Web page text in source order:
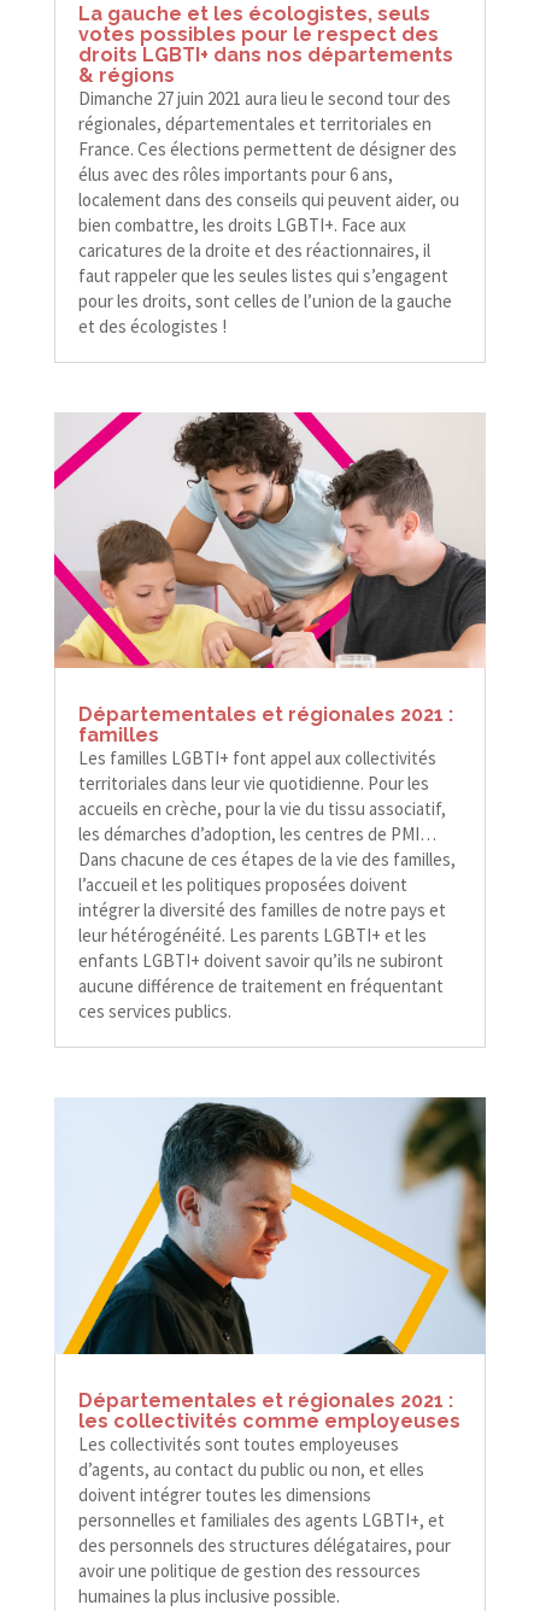
La gauche et les écologistes, seuls
votes possibles pour le respect des
droits LGBTI+ dans nos départements
& régions
Dimanche 27 juin 2021 aura lieu le second tour des
régionales, départementales et territoriales en
France. Ces élections permettent de désigner des
élus avec des rôles importants pour 6 ans,
localement dans des conseils qui peuvent aider, ou
bien combattre, les droits LGBTI+. Face aux
caricatures de la droite et des réactionnaires, il
faut rappeler que les seules listes qui s’engagent
pour les droits, sont celles de l’union de la gauche
et des écologistes !
Départementales et régionales 2021 :
familles
Les familles LGBTI+ font appel aux collectivités
territoriales dans leur vie quotidienne. Pour les
accueils en crèche, pour la vie du tissu associatif,
les démarches d’adoption, les centres de PMI…
Dans chacune de ces étapes de la vie des familles,
l’accueil et les politiques proposées doivent
intégrer la diversité des familles de notre pays et
leur hétérogénéité. Les parents LGBTI+ et les
enfants LGBTI+ doivent savoir qu’ils ne subiront
aucune différence de traitement en fréquentant
ces services publics.
Départementales et régionales 2021 :
les collectivités comme employeuses
Les collectivités sont toutes employeuses
d’agents, au contact du public ou non, et elles
doivent intégrer toutes les dimensions
personnelles et familiales des agents LGBTI+, et
des personnels des structures délégataires, pour
avoir une politique de gestion des ressources
humaines la plus inclusive possible.